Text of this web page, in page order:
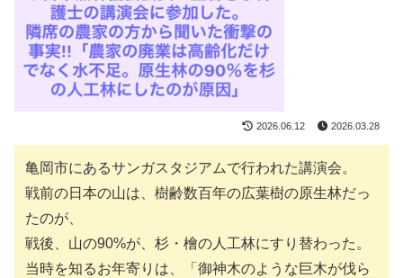
2026.06.12 2026.03.28
亀岡市にあるサンガスタジアムで行われた講演会。
戦前の日本の山は、樹齢数百年の広葉樹の原生林だっ
たのが、
戦後、山の90%が、杉・檜の人工林にすり替わった。
当時を知るお年寄りは、「御神木のような巨木が伐ら